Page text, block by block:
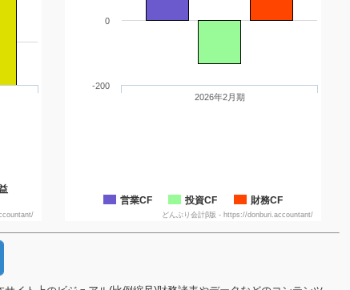
営業CF 投資CF 財務CF
2026年2月期
-200
0
どんぶり会計β版 - https://donburi.accountant/